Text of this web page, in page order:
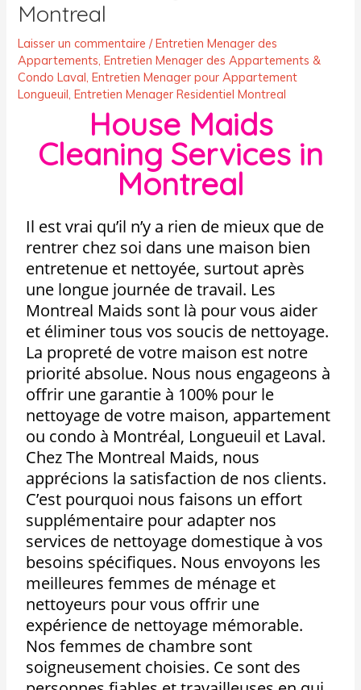
Montreal
Laisser un commentaire /Entretien Menager des
Appartements,Entretien Menager des Appartements &
Condo Laval,Entretien Menager pour Appartement
Longueuil,Entretien Menager Residentiel Montreal
House Maids
Cleaning Services in
Montreal
Il est vrai qu’il n’y a rien de mieux que de
rentrer chez soi dans une maison bien
entretenue et nettoyée, surtout après
une longue journée de travail. Les
Montreal Maids sont là pour vous aider
et éliminer tous vos soucis de nettoyage.
La propreté de votre maison est notre
priorité absolue. Nous nous engageons à
offrir une garantie à 100% pour le
nettoyage de votre maison, appartement
ou condo à Montréal, Longueuil et Laval.
Chez The Montreal Maids, nous
apprécions la satisfaction de nos clients.
C’est pourquoi nous faisons un effort
supplémentaire pour adapter nos
services de nettoyage domestique à vos
besoins spécifiques. Nous envoyons les
meilleures femmes de ménage et
nettoyeurs pour vous offrir une
expérience de nettoyage mémorable.
Nos femmes de chambre sont
soigneusement choisies. Ce sont des